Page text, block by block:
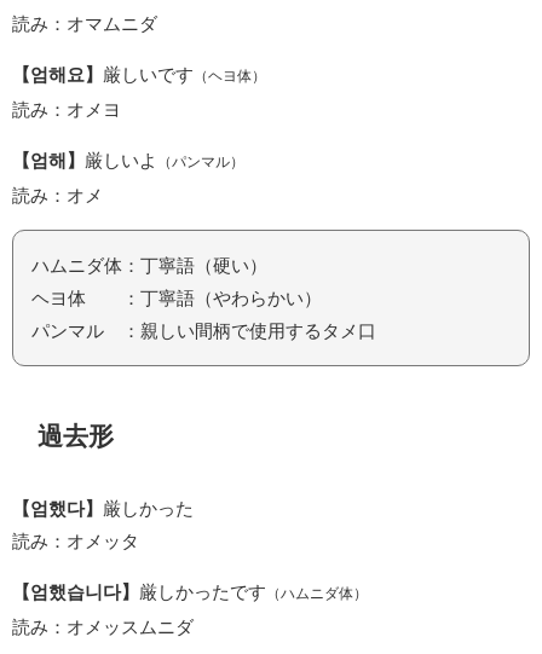
読み：オマムニダ
【엄해요】 厳しいです （ヘヨ体）
読み：オメヨ
【엄해】 厳しいよ （パンマル）
読み：オメ
ハムニダ体：丁寧語（硬い）
ヘヨ体 ：丁寧語（やわらかい）
パンマル ：親しい間柄で使用するタメ口
過去形
【엄했다】 厳しかった
読み：オメッタ
【엄했습니다】 厳しかったです （ハムニダ体）
読み：オメッスムニダ